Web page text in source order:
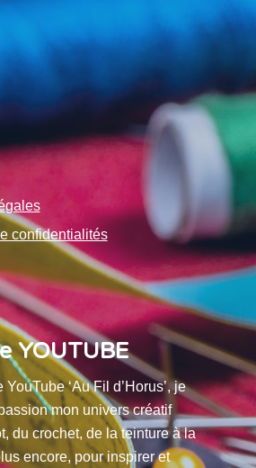
confidentialités
YOUTUBE
‘Au Fil d’Horus’, je
mon univers créatif
du crochet, de la teinture à la
encore, pour inspirer et